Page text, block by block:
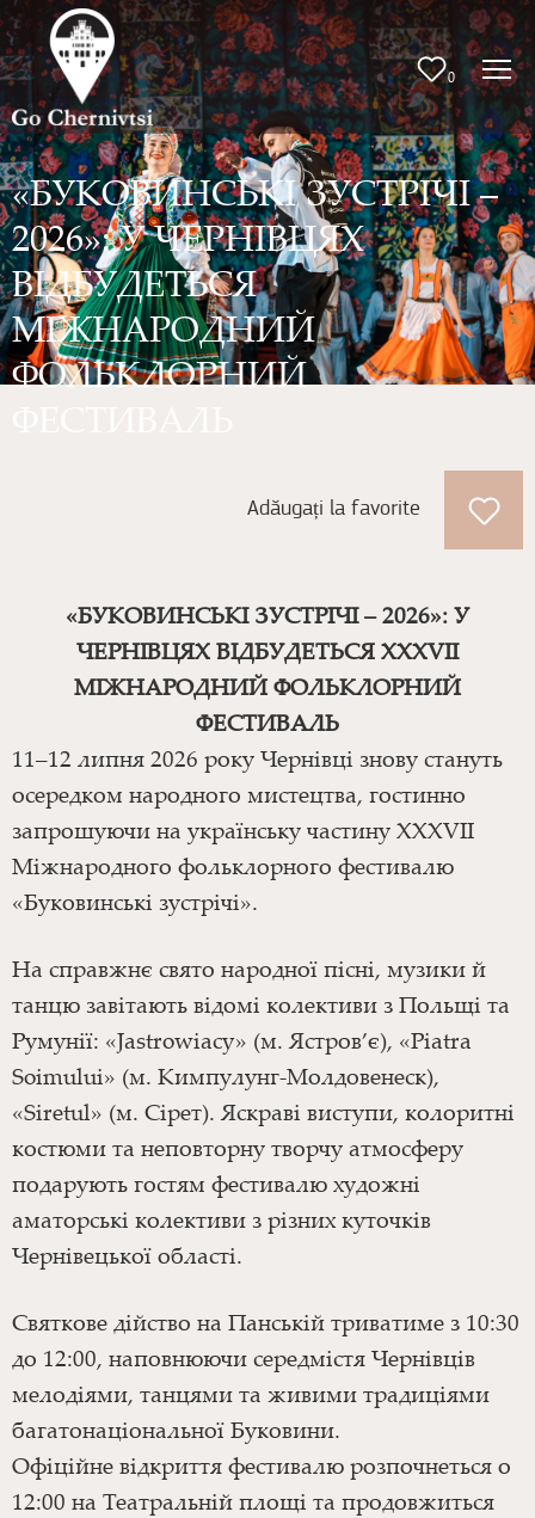
0
«БУКОВИНСЬКІ ЗУСТРІЧІ –
2026»: У ЧЕРНІВЦЯХ
ВІДБУДЕТЬСЯ
МІЖНАРОДНИЙ
ФОЛЬКЛОРНИЙ
Adăugați la favorite
«БУКОВИНСЬКІ ЗУСТРІЧІ – 2026»: У
ЧЕРНІВЦЯХ ВІДБУДЕТЬСЯ XXXVII
МІЖНАРОДНИЙ ФОЛЬКЛОРНИЙ
ФЕСТИВАЛЬ
11–12 липня 2026 року Чернівці знову стануть
осередком народного мистецтва, гостинно
запрошуючи на українську частину ХХХVІІ
Міжнародного фольклорного фестивалю
«Буковинські зустрічі».
На справжнє свято народної пісні, музики й
танцю завітають відомі колективи з Польщі та
Румунії: «Jastrowiacy» (м. Ястров’є), «Piatra
Soimului» (м. Кимпулунг-Молдовенеск),
«Siretul» (м. Сірет). Яскраві виступи, колоритні
костюми та неповторну творчу атмосферу
подарують гостям фестивалю художні
аматорські колективи з різних куточків
Чернівецької області.
Святкове дійство на Панській триватиме з 10:30
до 12:00, наповнюючи середмістя Чернівців
мелодіями, танцями та живими традиціями
багатонаціональної Буковини.
Офіційне відкриття фестивалю розпочнеться о
12:00 на Театральній площі та продовжиться